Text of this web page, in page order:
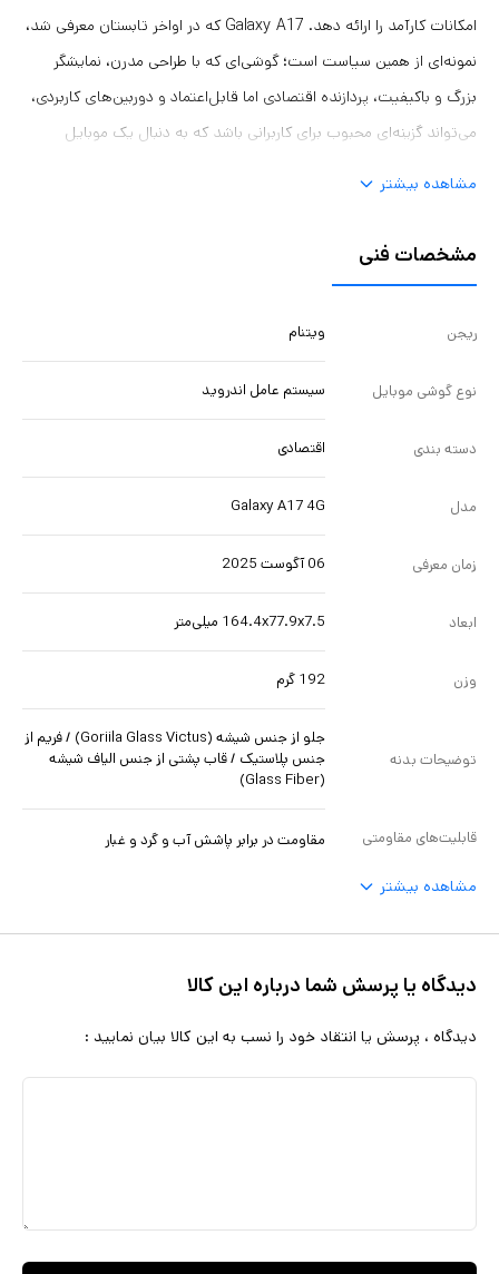
امکانات کارآمد را ارائه دهد. Galaxy A17 که در اواخر تابستان معرفی شد،
نمونه‌ای از همین سیاست است؛ گوشی‌ای که با طراحی مدرن، نمایشگر
بزرگ و باکیفیت، پردازنده اقتصادی اما قابل‌اعتماد و دوربین‌های کاربردی،
می‌تواند گزینه‌ای محبوب برای کاربرانی باشد که به دنبال یک موبایل
مشاهده بیشتر
مشخصات فنی
ریجن ویتنام
نوع گوشی موبایل سیستم عامل اندروید
دسته ‌بندی اقتصادی
مدل Galaxy A17 4G
زمان معرفی 06 آگوست 2025
ابعاد 164.4x77.9x7.5 میلی‌متر
وزن 192 گرم
توضیحات بدنه
جلو از جنس شیشه (Goriila Glass Victus) / فریم از
جنس پلاستیک / قاب پشتی از جنس الیاف شیشه‌
(Glass Fiber)
قابلیت‌های مقاومتی مقاومت در برابر پاشش آب و گرد و غبار
مشاهده بیشتر
دیدگاه یا پرسش شما درباره این کالا
دیدگاه ، پرسش یا انتقاد خود را نسب به این کالا بیان نمایید :